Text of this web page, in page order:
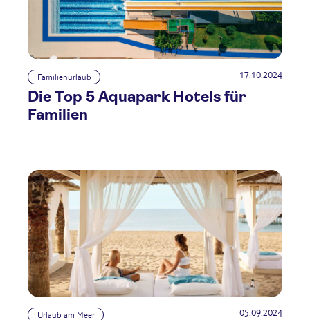
Familienurlaub 17.10.2024
Die Top 5 Aquapark Hotels für
Familien
Urlaub am Meer 05.09.2024